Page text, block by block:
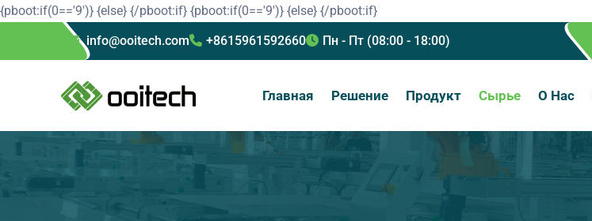
{pboot:if(0=='9')} {else} {/pboot:if} {pboot:if(0=='9')} {else} {/pboot:if}
info@ooitech.com
+8615961592660 Пн - Пт (08:00 - 18:00)
Главная Решение Продукт Сырье О Нас